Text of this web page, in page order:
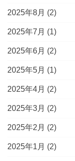
2025年8月 (2)
2025年7月 (1)
2025年6月 (2)
2025年5月 (1)
2025年4月 (2)
2025年3月 (2)
2025年2月 (2)
2025年1月 (2)